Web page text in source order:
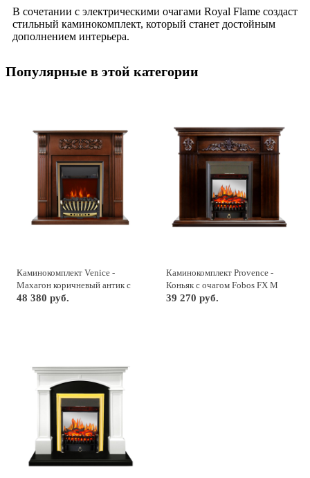
В сочетании с электрическими очагами Royal Flame создаст
стильный каминокомплект, который станет достойным
дополнением интерьера.
Популярные в этой категории
Каминокомплект Venice -
Махагон коричневый антик с
очагом Aspen Gold
48 380 руб.
Каминокомплект Provence -
Коньяк с очагом Fobos FX M
Black
39 270 руб.